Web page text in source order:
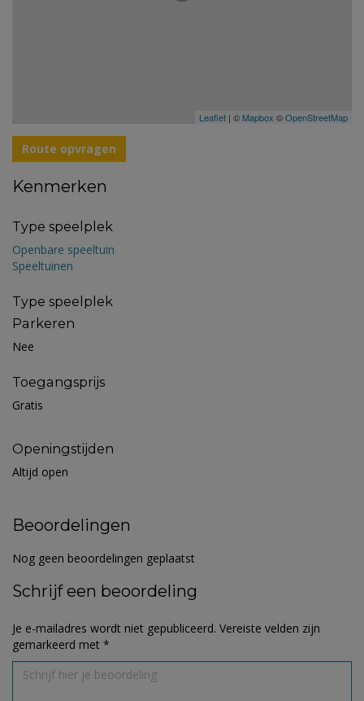
Leaflet | © Mapbox ©OpenStreetMap
Route opvragen
Kenmerken
Type speelplek
Openbare speeltuin
Speeltuinen
Type speelplek
Parkeren
Nee
Toegangsprijs
Gratis
Openingstijden
Altijd open
Beoordelingen
Nog geen beoordelingen geplaatst
Schrijf een beoordeling
Je e-mailadres wordt niet gepubliceerd. Vereiste velden zijn
gemarkeerd met *